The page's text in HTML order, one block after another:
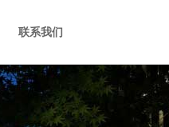
联系我们